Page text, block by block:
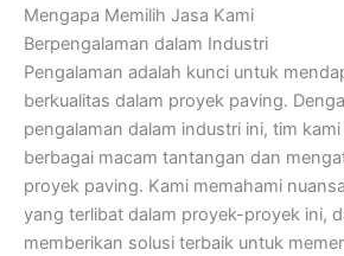
Mengapa Memilih Jasa Kami
Berpengalaman dalam Industri
Pengalaman adalah kunci untuk
berkualitas dalam proyek paving.
pengalaman dalam industri ini, tim
berbagai macam tantangan dan
proyek paving. Kami memahami
yang terlibat dalam proyek-proyek ini,
memberikan solusi terbaik untuk